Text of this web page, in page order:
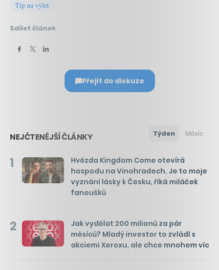
Tip na výlet
Sdílet článek
Přejít do diskuze
NEJČTENĚJŠÍ ČLÁNKY Týden Měsíc
1
Hvězda Kingdom Come otevírá
hospodu na Vinohradech. Je to moje
vyznání lásky k Česku, říká miláček
fanoušků
2
Jak vydělat 200 milionů za pár
měsíců? Mladý investor to zvládl s
akciemi Xeroxu, ale chce mnohem víc